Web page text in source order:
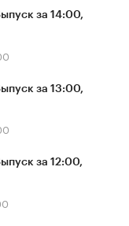
за 14:00,
за 13:00,
за 12:00,